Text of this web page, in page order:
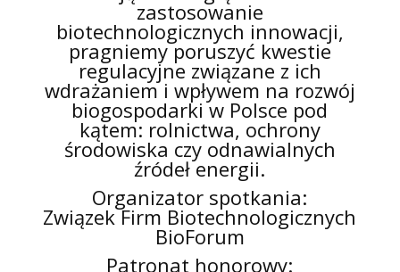
zastosowanie
biotechnologicznych innowacji,
pragniemy poruszyć kwestie
regulacyjne związane z ich
wdrażaniem i wpływem na rozwój
biogospodarki w Polsce pod
kątem: rolnictwa, ochrony
środowiska czy odnawialnych
źródeł energii.
Organizator spotkania:
Związek Firm Biotechnologicznych
BioForum
Patronat honorowy: